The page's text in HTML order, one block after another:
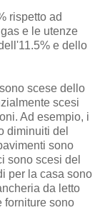
rispetto ad
e le utenze
e dello
scese dello
scesi
Ad esempio, i
diminuiti del
sono
sono scesi del
per la casa sono
da letto
forniture sono